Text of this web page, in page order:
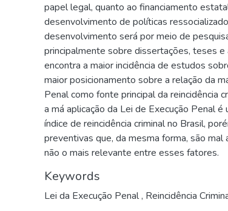
papel legal, quanto ao financiamento
desenvolvimento de políticas
desenvolvimento será por meio de
principalmente sobre dissertações, teses
encontra a maior incidência de estudos
maior posicionamento sobre a relação da
Penal como fonte principal da reincidência
a má aplicação da Lei de Execução Penal
índice de reincidência criminal no Brasil,
preventivas que, da mesma forma, são
não o mais relevante entre esses fatores.
Keywords
Lei da Execução Penal, Reincidência